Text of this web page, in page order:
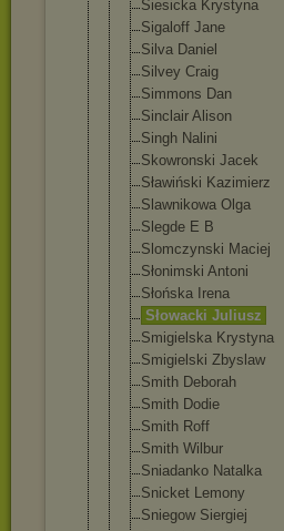
Siesicka Krystyna
Sigaloff Jane
Silva Daniel
Silvey Craig
Simmons Dan
Sinclair Alison
Singh Nalini
Skowronski Jacek
Sławiński Kazimierz
Slawnikowa Olga
Slegde E B
Slomczynski Maciej
Słonimski Antoni
Słońska Irena
Słowacki Juliusz
Smigielska Krystyna
Smigielski Zbyslaw
Smith Deborah
Smith Dodie
Smith Roff
Smith Wilbur
Sniadanko Natalka
Snicket Lemony
Sniegow Siergiej